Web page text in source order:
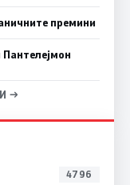
премини
→
4796